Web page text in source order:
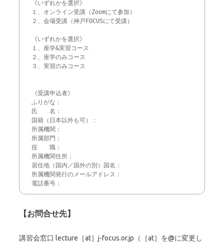
《いずれかを選択》
１、オンライン受講（Zoomにて参加）
２、会場受講（神戸FOCUSにて受講）
《いずれかを選択》
１、座学&実習コース
２、座学のみコース
３、実習のみコース
《受講申込者》
ふりがな：
氏　　名：
国籍（日本以外も可）：
所属機関：
所属部門：
役　　職：
所属機関住所：
居住地（国内／国外の別）国名：
所属機関発行のメールアドレス：
電話番号：
【お問合せ先】
講習会窓口 lecture［at］j-focus.or.jp（［at］を@に変更し